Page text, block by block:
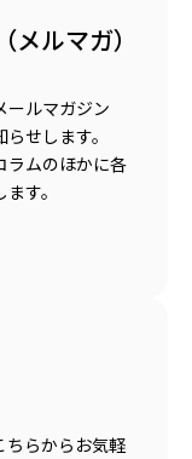
ルマガ）
ールマガジン
せします。
ラムのほかに各
す。
ちらからお気軽